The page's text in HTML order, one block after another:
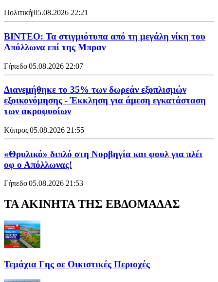
Πολιτική|05.08.2026 22:21
ΒΙΝΤΕΟ: Τα στιγμιότυπα από τη μεγάλη νίκη του
Απόλλωνα επί της Μπραν
Γήπεδο|05.08.2026 22:07
Διανεμήθηκε το 35% των δωρεάν εξοπλισμών
εξοικονόμησης - Έκκληση για άμεση εγκατάσταση
των ακροφυσίων
Κύπρος|05.08.2026 21:55
«Θρυλικό» διπλό στη Νορβηγία και φουλ για πλέι
οφ ο Απόλλωνας!
Γήπεδο|05.08.2026 21:53
ΤΑ ΑΚΙΝΗΤΑ ΤΗΣ ΕΒΔΟΜΑΔΑΣ
Τεμάχια Γης σε Οικιστικές Περιοχές